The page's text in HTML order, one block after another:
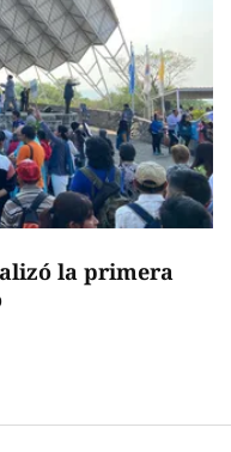
la primera